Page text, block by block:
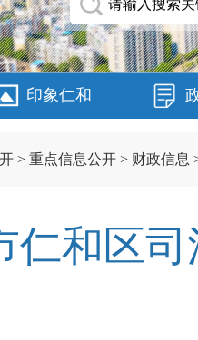
印象仁和
> 重点信息公开 > 财政信息
仁和区